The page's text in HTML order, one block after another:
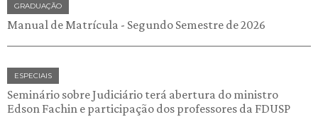
GRADUAÇÃO
Manual de Matrícula - Segundo Semestre de 2026
ESPECIAIS
Seminário sobre Judiciário terá abertura do ministro
Edson Fachin e participação dos professores da FDUSP